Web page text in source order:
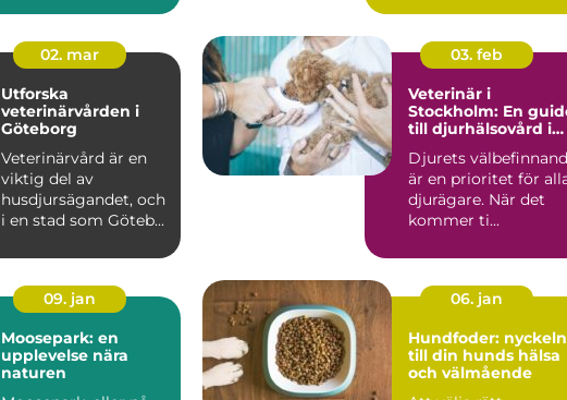
02. mar
Utforska
veterinärvården i
Göteborg
Veterinärvård är en
viktig del av
husdjursägandet, och
i en stad som Göteb...
03. feb
Veterinär i
Stockholm: En
till djurhälsovård i
Djurets
är en prioritet för
djurägare. När det
kommer ti...
09. jan
Moosepark: en
upplevelse nära
naturen
06. jan
Hundfoder: nyckeln
till din hunds hälsa
och välmående